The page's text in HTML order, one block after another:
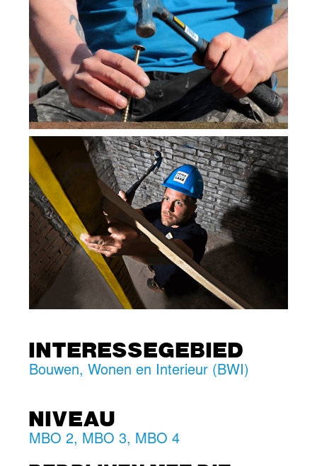
INTERESSEGEBIED
Bouwen, Wonen en Interieur (BWI)
NIVEAU
MBO 2, MBO 3, MBO 4